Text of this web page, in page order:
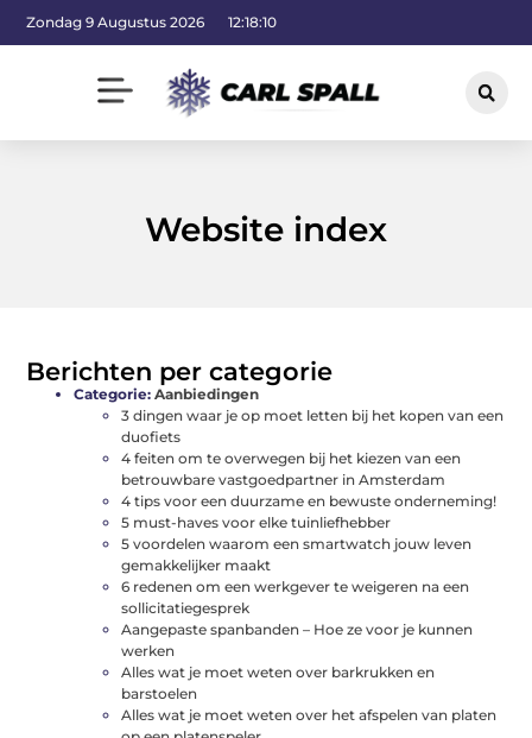
Zondag 9 Augustus 2026 12:18:11
Website index
Berichten per categorie
Categorie: Aanbiedingen
3 dingen waar je op moet letten bij het kopen van een
duofiets
4 feiten om te overwegen bij het kiezen van een
betrouwbare vastgoedpartner in Amsterdam
4 tips voor een duurzame en bewuste onderneming!
5 must-haves voor elke tuinliefhebber
5 voordelen waarom een smartwatch jouw leven
gemakkelijker maakt
6 redenen om een ​​werkgever te weigeren na een
sollicitatiegesprek
Aangepaste spanbanden – Hoe ze voor je kunnen
werken
Alles wat je moet weten over barkrukken en
barstoelen
Alles wat je moet weten over het afspelen van platen